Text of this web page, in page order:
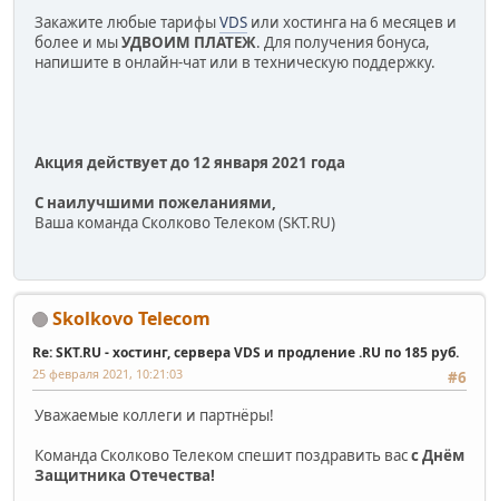
Закажите любые тарифыVDS или хостинга на 6 месяцев и
более и мыУДВОИМ ПЛАТЕЖ. Для получения бонуса,
напишите в онлайн-чат или в техническую поддержку.
Акция действует до 12 января 2021 года
С наилучшими пожеланиями,
Ваша команда Сколково Телеком (SKT.RU)
Skolkovo Telecom
Re: SKT.RU - хостинг, сервера VDS и продление .RU по 185 руб.
#6
25 февраля 2021, 10:21:03
Уважаемые коллеги и партнёры!
Команда Сколково Телеком спешит поздравить васс Днём
Защитника Отечества!